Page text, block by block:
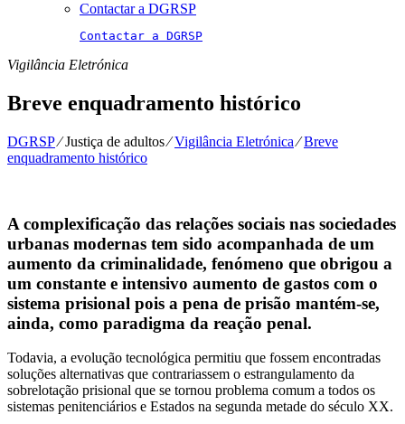
Contactar a DGRSP
Contactar a DGRSP
Vigilância Eletrónica
Breve enquadramento histórico
DGRSP⁄Justiça de adultos⁄Vigilância Eletrónica⁄Breve
enquadramento histórico
A complexificação das relações sociais nas sociedades
urbanas modernas tem sido acompanhada de um
aumento da criminalidade, fenómeno que obrigou a
um constante e intensivo aumento de gastos com o
sistema prisional pois a pena de prisão mantém-se,
ainda, como paradigma da reação penal.
Todavia, a evolução tecnológica permitiu que fossem encontradas
soluções alternativas que contrariassem o estrangulamento da
sobrelotação prisional que se tornou problema comum a todos os
sistemas penitenciários e Estados na segunda metade do século XX.